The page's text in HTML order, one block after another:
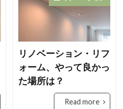
リノベーション・リフ
ォーム、やって良かっ
た場所は？
Read more